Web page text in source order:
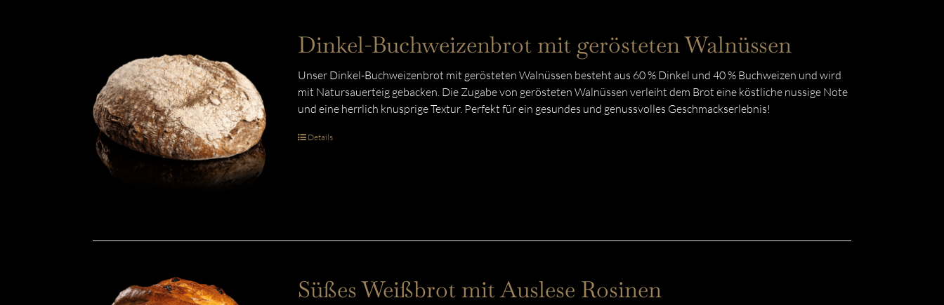
Dinkel-Buchweizenbrot mit gerösteten Walnüssen
Unser Dinkel-Buchweizenbrot mit gerösteten Walnüssen besteht aus 60 % Dinkel und 40 % Buchweizen und wird
mit Natursauerteig gebacken. Die Zugabe von gerösteten Walnüssen verleiht dem Brot eine köstliche nussige Note
und eine herrlich knusprige Textur. Perfekt für ein gesundes und genussvolles Geschmackserlebnis!
Details
Süßes Weißbrot mit Auslese Rosinen